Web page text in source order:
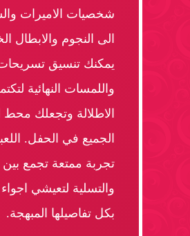
شخصيات الاميرات
الى النجوم والابطال
يمكنك تنسيق
واللمسات النهائية
الاطلالة وتجعلك محط
الجميع في الحفل.
تجربة ممتعة تجمع بين
والتسلية لتعيشي اجواء
بكل تفاصيلها المبهجة.